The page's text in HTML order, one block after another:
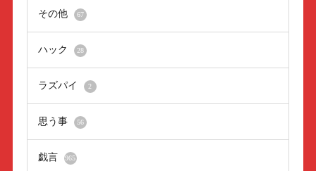
その他 67
ハック 28
ラズパイ 2
思う事 56
戯言 965